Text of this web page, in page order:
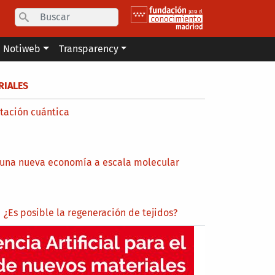
Search
Notiweb Transparency
cuántica
nueva economía a escala molecular
¿Es posible la regeneración de tejidos?